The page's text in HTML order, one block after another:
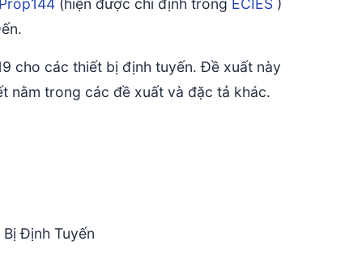
Prop144 (hiện được chỉ định trong ECIES )
cho các thiết bị định tuyến. Đề xuất này
nằm trong các đề xuất và đặc tả khác.
Định Tuyến